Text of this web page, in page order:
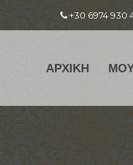
+30 6974 930
ΑΡΧΙΚΗ